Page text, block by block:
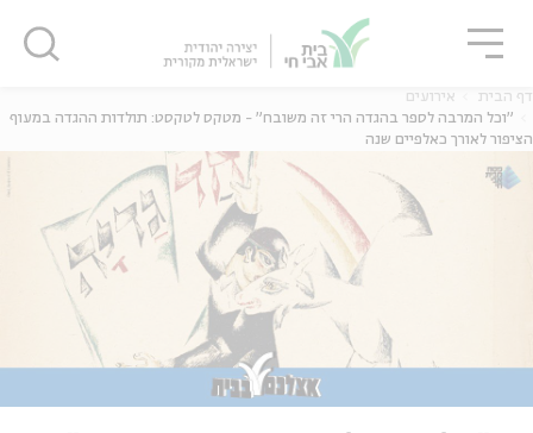
דף הבית
אירועים
"וכל המרבה לספר בהגדה הרי זה משובח" - מטקס לטקסט: תולדות ההגדה במעוף
הציפור לאורך כאלפיים שנה
סגור